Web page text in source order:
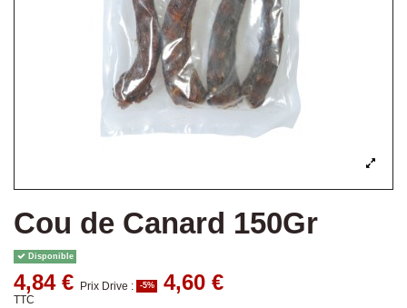
Cou de Canard 150Gr
Disponible
4,84 € Prix Drive : -5% 4,60 €
TTC